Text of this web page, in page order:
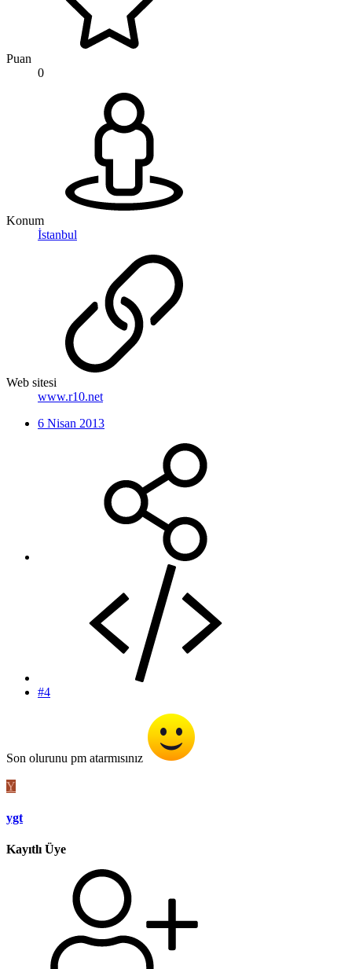
Puan
0
Konum
İstanbul
Web sitesi
www.r10.net
6 Nisan 2013
#4
Son olurunu pm atarmısınız
Y
ygt
Kayıtlı Üye